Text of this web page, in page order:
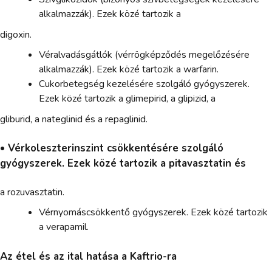
alkalmazzák). Ezek közé tartozik a
digoxin.
Véralvadásgátlók (vérrögképződés megelőzésére
alkalmazzák). Ezek közé tartozik a warfarin.
Cukorbetegség kezelésére szolgáló gyógyszerek.
Ezek közé tartozik a glimepirid, a glipizid, a
gliburid, a nateglinid és a repaglinid.
• Vérkoleszterinszint csökkentésére szolgáló
gyógyszerek. Ezek közé tartozik a pitavasztatin és
a rozuvasztatin.
Vérnyomáscsökkentő gyógyszerek. Ezek közé tartozik
a verapamil.
Az étel és az ital hatása a Kaftrio-ra